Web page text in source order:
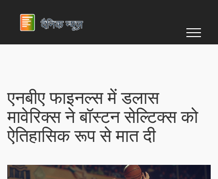
एनबीए फाइनल्स में डलास
मावेरिक्स ने बॉस्टन सेल्टिक्स को
ऐतिहासिक रूप से मात दी